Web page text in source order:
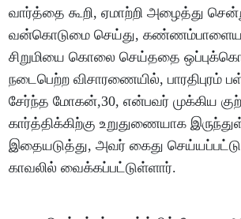
வார்த்தை கூறி, ஏமாற்றி அழைத்து
வன்கொடுமை செய்து,
சிறுமியை கொலை செய்ததை
நடைபெற்ற விசாரணையில்,
சேர்ந்த மோகன்,30, என்பவர் முக்கிய
கார்த்திக்கிற்கு உறுதுணையாக
இதையடுத்து, அவர் கைது
காவலில் வைக்கப்பட்டுள்ளார்.